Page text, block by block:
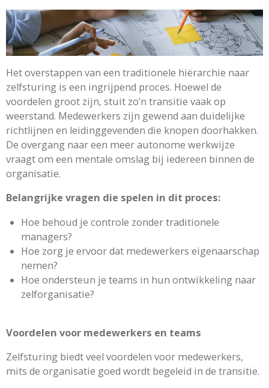
Het overstappen van een traditionele hiërarchie naar
zelfsturing is een ingrijpend proces. Hoewel de
voordelen groot zijn, stuit zo’n transitie vaak op
weerstand. Medewerkers zijn gewend aan duidelijke
richtlijnen en leidinggevenden die knopen doorhakken.
De overgang naar een meer autonome werkwijze
vraagt om een mentale omslag bij iedereen binnen de
organisatie.
Belangrijke vragen die spelen in dit proces:
Hoe behoud je controle zonder traditionele
managers?
Hoe zorg je ervoor dat medewerkers eigenaarschap
nemen?
Hoe ondersteun je teams in hun ontwikkeling naar
zelforganisatie?
Voordelen voor medewerkers en teams
Zelfsturing biedt veel voordelen voor medewerkers,
mits de organisatie goed wordt begeleid in de transitie.